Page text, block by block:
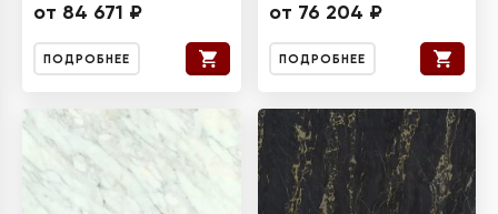
от 84 671 ₽
ПОДРОБНЕЕ
от 76 204 ₽
ПОДРОБНЕЕ